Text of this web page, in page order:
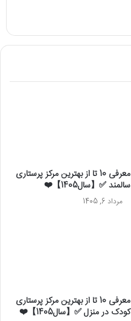
معرفی 10 تا از بهترین مرکز پرستاری
سالمند ✅【سال1405】❤️
مرداد 6, 1405
معرفی 10 تا از بهترین مرکز پرستاری
کودک در منزل ✅【سال1405】❤️